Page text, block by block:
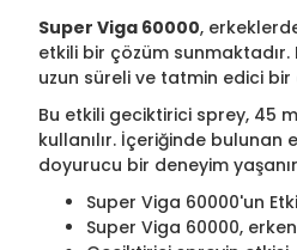
Super Viga 60000,
etkili bir çözüm sunmaktadır.
uzun süreli ve tatmin edici
Bu etkili geciktirici sprey, 45
kullanılır. İçeriğinde
doyurucu bir deneyim
Super Viga 60000'un
Super Viga 60000,